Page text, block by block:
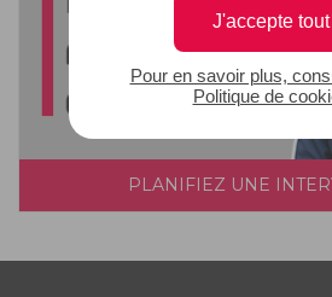
J'accepte tout
Pour en savoir plus,
Politique de
PLANIFIEZ UNE